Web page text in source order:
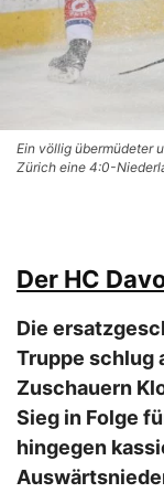
Ein völlig übermüdeter
Zürich eine 4:0-
Der HC
Die
Truppe schlug
Zuschauern
Sieg in Folge
hingegen